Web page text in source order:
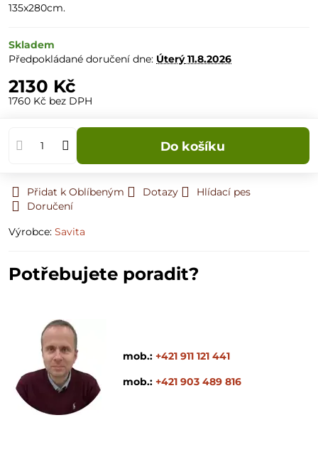
135x280cm.
Skladem
Předpokládané doručení dne: Úterý11.8.2026
2130 Kč
1760 Kč bez DPH
Do košíku
Přidat k Oblíbeným Dotazy
Hlídací pes
Doručení
Výrobce: Savita
Potřebujete poradit?
mob.: +421 911 121 441
mob.: +421 903 489 816